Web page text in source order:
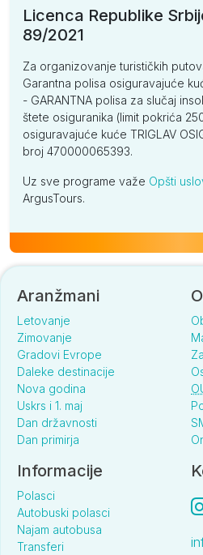
Licenca Republike
89/2021
Za organizovanje turističkih
Garantna polisa osiguravajuće
- GARANTNA polisa za slučaj
štete osiguranika (limit pokrića
osiguravajuće kuće TRIGLAV
broj 470000065393.
Uz sve programe važe Opšti
ArgusTours.
Aranžmani
Letovanje
Zimovanje
Gradovi Evrope
Daleke destinacije
Nova godina
Uskrs i 1. maj
Dan državnosti
Dan primirja
Informacije
Polasci
Autobuski polasci
Najam autobusa
Transferi